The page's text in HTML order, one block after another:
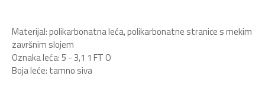
Materijal: polikarbonatna leća, polikarbonatne stranice s mekim
završnim slojem
Oznaka leća: 5 - 3,1 1 FT O
Boja leće: tamno siva